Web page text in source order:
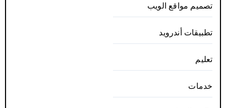
تصميم مواقع الويب
تطبيقات أندرويد
تعليم
خدمات